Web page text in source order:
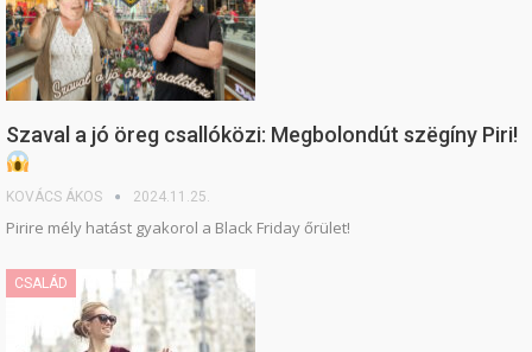
Szaval a jó öreg csallóközi: Megbolondút szëgíny Piri!
KOVÁCS ÁKOS 2024.11.25.
Pirire mély hatást gyakorol a Black Friday őrület!
CSALÁD